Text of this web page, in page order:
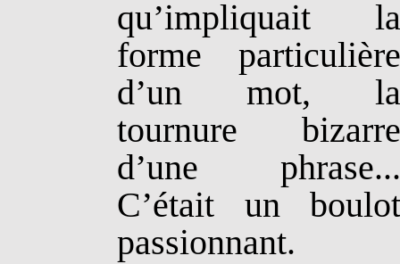
qu’impliquait
forme
d’un mot,
tournure
d’une
C’était un
passionnant.